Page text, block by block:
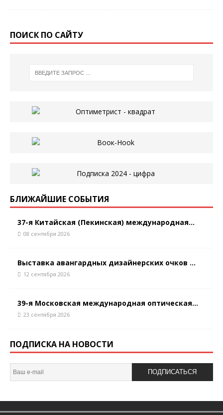
ПОИСК ПО САЙТУ
БЛИЖАЙШИЕ СОБЫТИЯ
37-я Китайская (Пекинская) международная...
08 сентября 2026
Выставка авангардных дизайнерских очков ...
12 сентября 2026
39-я Московская международная оптическая...
23 сентября 2026
ПОДПИСКА НА НОВОСТИ
ПОДПИСАТЬСЯ